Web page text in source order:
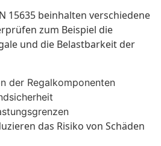
15635 beinhalten verschiedene
zum Beispiel die
und die Belastbarkeit der
der Regalkomponenten
das Risiko von Schäden